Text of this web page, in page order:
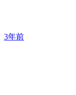
3年前